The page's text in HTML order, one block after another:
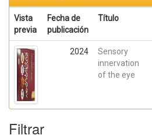
Vista
previa
Fecha de
publicación
Título
2024
Sensory
innervation
of the eye
Filtrar